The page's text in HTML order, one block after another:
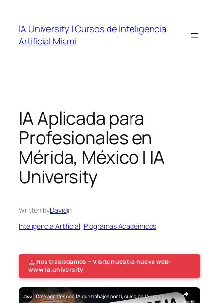
content
IA University | Cursos de Inteligencia
Artificial Miami
IA Aplicada para
Profesionales en
Mérida, México | IA
University
Written byDavidin
Inteligencia Artificial, Programas Académicos
Nos trasladamos — Visita nuestra nueva web:
www.ia.university